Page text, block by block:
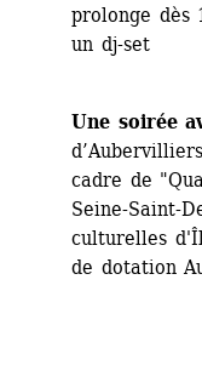
prolonge dès
un dj-set
Une soirée
cadre de
Seine-Saint-
culturelles
de dotation